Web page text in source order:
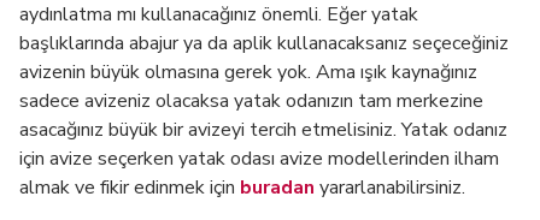
aydınlatma mı kullanacağınız önemli. Eğer yatak
başlıklarında abajur ya da aplik kullanacaksanız seçeceğiniz
avizenin büyük olmasına gerek yok. Ama ışık kaynağınız
sadece avizeniz olacaksa yatak odanızın tam merkezine
asacağınız büyük bir avizeyi tercih etmelisiniz. Yatak odanız
için avize seçerken yatak odası avize modellerinden ilham
almak ve fikir edinmek için buradan yararlanabilirsiniz.